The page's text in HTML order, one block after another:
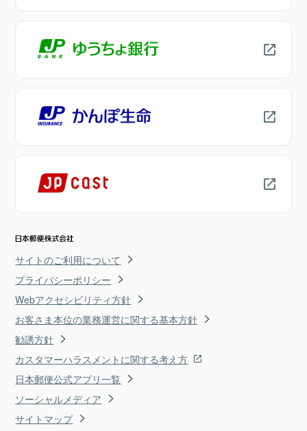
サイトのご利用について
プライバシーポリシー
Webアクセシビリティ方針
お客さま本位の業務運営に関する基本方針
勧誘方針
カスタマーハラスメントに関する考え方
日本郵便公式アプリ一覧
ソーシャルメディア
サイトマップ